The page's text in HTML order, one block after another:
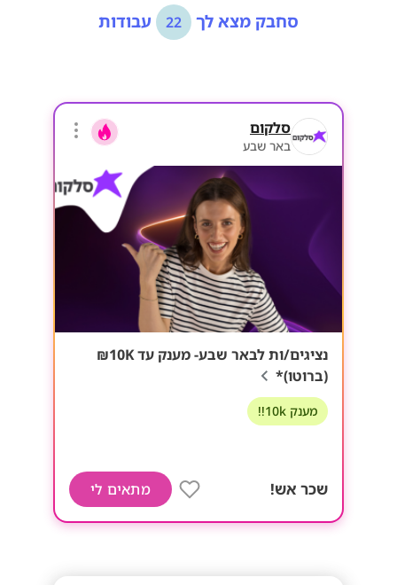
סחבק מצא לך 22 עבודות
סלקום
באר שבע
נציגים/ות לבאר שבע- מענק עד 10K₪
(ברוטו)*
מענק 10k!!
שכר אש! מתאים לי